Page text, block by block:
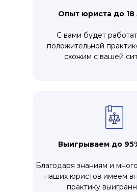
С вами будет
положительной
схожим с вашей
Благодаря знаниям и
наших юристов имеем
практику
Опыт юриста до 18
Выигрываем до